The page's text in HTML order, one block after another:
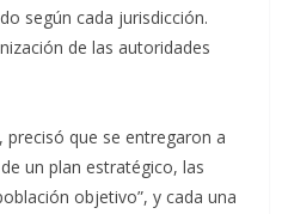
según cada jurisdicción.
de las autoridades
precisó que se entregaron a
un plan estratégico, las
objetivo”, y cada una